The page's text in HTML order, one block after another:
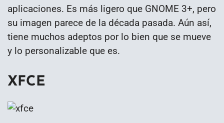
aplicaciones. Es más ligero que GNOME 3+, pero
su imagen parece de la década pasada. Aún así,
tiene muchos adeptos por lo bien que se mueve
y lo personalizable que es.
XFCE